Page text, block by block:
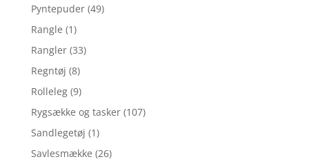
Pyntepuder (49)
Rangle (1)
Rangler (33)
Regntøj (8)
Rolleleg (9)
Rygsække og tasker (107)
Sandlegetøj (1)
Savlesmække (26)